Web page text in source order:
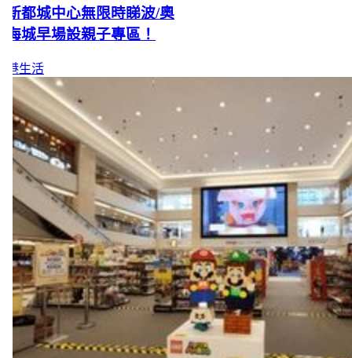
都城中心無限時睇波/奧
城早場設親子專區！
生活